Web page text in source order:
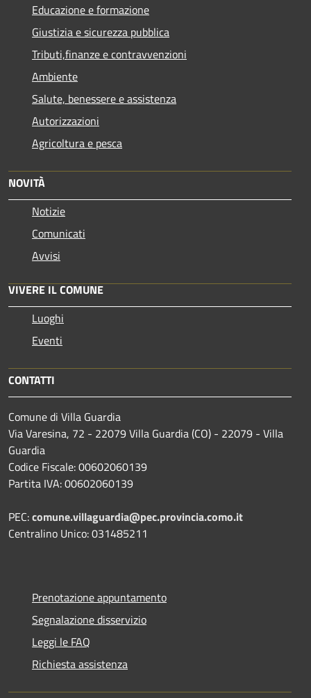
Educazione e formazione
Giustizia e sicurezza pubblica
Tributi,finanze e contravvenzioni
Ambiente
Salute, benessere e assistenza
Autorizzazioni
Agricoltura e pesca
NOVITÀ
Notizie
Comunicati
Avvisi
VIVERE IL COMUNE
Luoghi
Eventi
CONTATTI
Comune di Villa Guardia
Via Varesina, 72 - 22079 Villa Guardia (CO) - 22079 - Villa
Guardia
Codice Fiscale: 00602060139
Partita IVA: 00602060139
PEC:comune.villaguardia@pec.provincia.como.it
Centralino Unico: 031485211
Prenotazione appuntamento
Segnalazione disservizio
Leggi le FAQ
Richiesta assistenza